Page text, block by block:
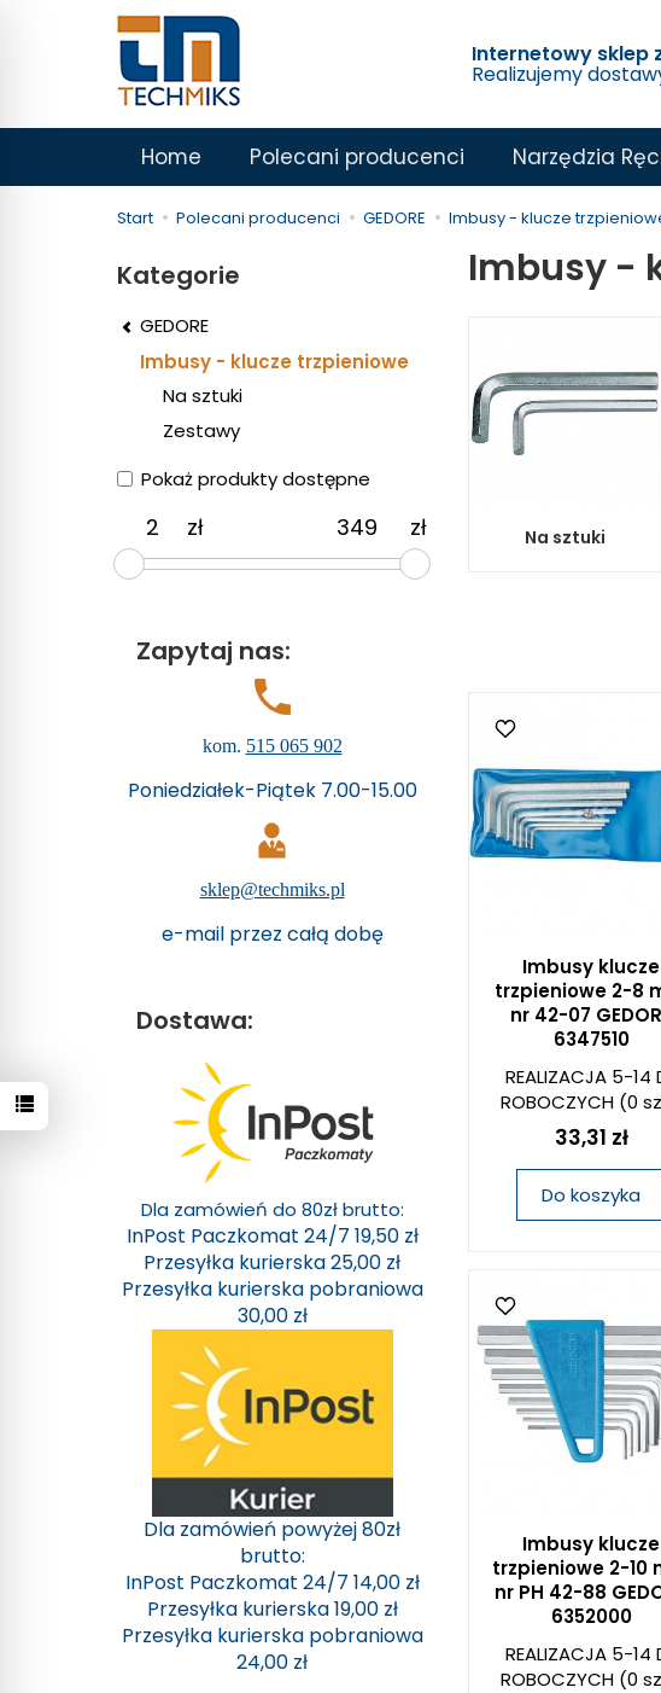
Internetowy sklep
Realizujemy
Home Polecani producenci Narzędzia
Start Polecani producenci GEDORE Imbusy - klucze
Imbusy -
Na sztuki
Imbusy klucze
trzpieniowe 2-8
nr 42-07
6347510
REALIZACJA 5-14
ROBOCZYCH(0
33,31 zł
Do koszyka
Imbusy klucze
trzpieniowe 2-10
nr PH 42-88
6352000
REALIZACJA 5-14
ROBOCZYCH(0
Kategorie
GEDORE
Imbusy - klucze trzpieniowe
Na sztuki
Zestawy
Pokaż produkty dostępne
zł zł
Zapytaj nas:
kom. 515 065 902
Poniedziałek-Piątek 7.00-15.00
sklep@techmiks.pl
e-mail przez całą dobę
Dostawa:
Dla zamówień do 80zł brutto:
InPost Paczkomat 24/7 19,50 zł
Przesyłka kurierska 25,00 zł
Przesyłka kurierska pobraniowa
30,00 zł
Dla zamówień powyżej 80zł
brutto:
InPost Paczkomat 24/7 14,00 zł
Przesyłka kurierska 19,00 zł
Przesyłka kurierska pobraniowa
24,00 zł